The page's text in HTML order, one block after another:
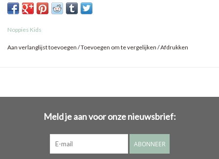
Noppies Kids
Aan verlanglijst toevoegen /Toevoegen om te vergelijken /Afdrukken
Meld je aan voor onze nieuwsbrief:
ABONNEER